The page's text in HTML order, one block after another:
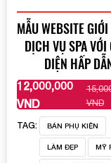
MẪU WEBSITE
DỊCH VỤ SPA VỚI
DIỆN HẤP
12,000,000
VND
VND
XEM THÊM
TAG: BÁN PHỤ KIỆN
LÀM ĐẸP MỸ